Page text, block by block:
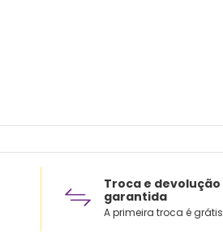
Não
Não
Troca e devolução
garantida
A primeira troca é grátis